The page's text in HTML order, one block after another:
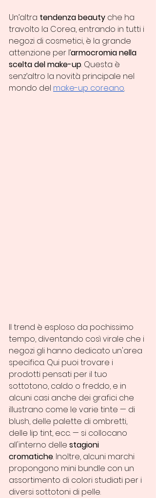
Un’altra tendenza beauty che ha
travolto la Corea, entrando in tutti i
negozi di cosmetici, è la grande
attenzione per l’armocromia nella
scelta del make-up. Questa è
senz’altro la novità principale nel
mondo del make-up coreano.
Il trend è esploso da pochissimo
tempo, diventando così virale che i
negozi gli hanno dedicato un'area
specifica. Qui puoi trovare i
prodotti pensati per il tuo
sottotono, caldo o freddo, e in
alcuni casi anche dei grafici che
illustrano come le varie tinte — di
blush, delle palette di ombretti,
delle lip tint, ecc. — si collocano
all'interno delle stagioni
cromatiche. Inoltre, alcuni marchi
propongono mini bundle con un
assortimento di colori studiati per i
diversi sottotoni di pelle.